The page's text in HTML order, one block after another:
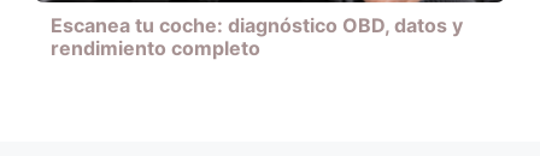
Escanea tu coche: diagnóstico OBD, datos y
rendimiento completo